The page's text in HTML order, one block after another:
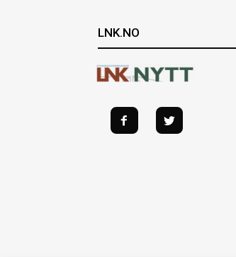
LNK.NO